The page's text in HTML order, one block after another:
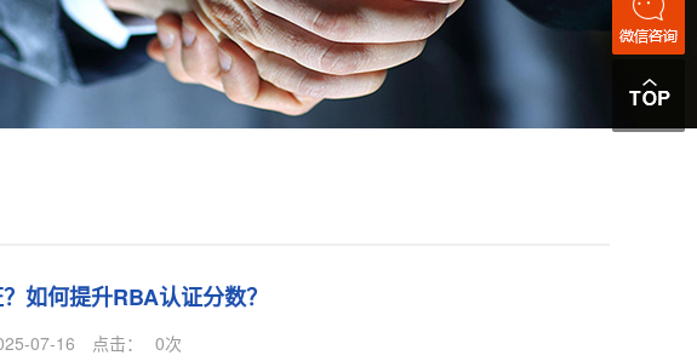
如何提升RBA认证分数？
07-16 点击： 0次